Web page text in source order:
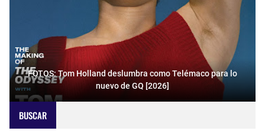
FOTOS: Tom Holland deslumbra como Telémaco para lo
nuevo de GQ [2026]
BUSCAR